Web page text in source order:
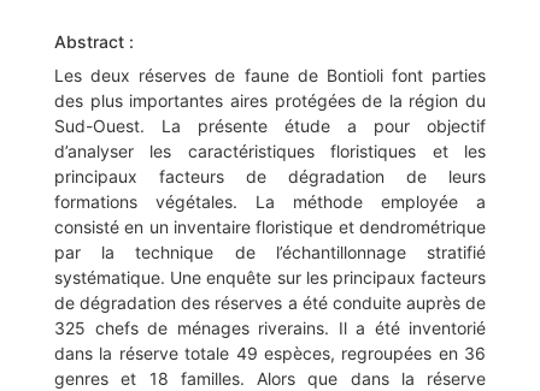
Abstract :
Les deux réserves de faune de Bontioli font parties
des plus importantes aires protégées de la région du
Sud-Ouest. La présente étude a pour objectif
d’analyser les caractéristiques floristiques et les
principaux facteurs de dégradation de leurs
formations végétales. La méthode employée a
consisté en un inventaire floristique et dendrométrique
par la technique de l’échantillonnage stratifié
systématique. Une enquête sur les principaux facteurs
de dégradation des réserves a été conduite auprès de
325 chefs de ménages riverains. Il a été inventorié
dans la réserve totale 49 espèces, regroupées en 36
genres et 18 familles. Alors que dans la réserve